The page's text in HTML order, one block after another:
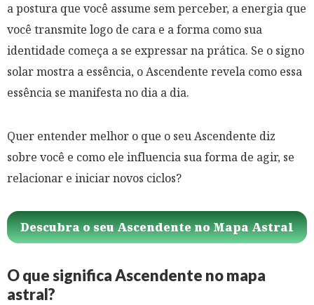
a postura que você assume sem perceber, a energia que
você transmite logo de cara e a forma como sua
identidade começa a se expressar na prática. Se o signo
solar mostra a essência, o Ascendente revela como essa
essência se manifesta no dia a dia.
Quer entender melhor o que o seu Ascendente diz
sobre você e como ele influencia sua forma de agir, se
relacionar e iniciar novos ciclos?
Descubra o seu Ascendente no Mapa Astral
O que significa Ascendente no mapa
astral?